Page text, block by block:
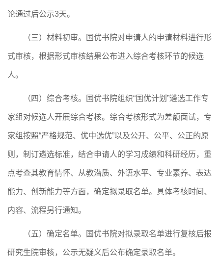
论通过后公示3天。
（三）材料初审。 国优书院对申请人的申请材料进行形
式审核，根据形式审核结果公布进入综合考核环节的候选
人。
（四）综合考核。 国优书院组织“国优计划”遴选工作专
家组对候选人开展综合考核。综合考核形式为差额面试，专
家组按照“严格规范、优中选优”以及公开、公平、公正的原
则，制订遴选标准，结合申请人的学习成绩和科研经历，重
点考查其教育情怀、从教潜质、外语水平、专业素养、表达
能力、创新能力等方面，确定拟录取名单。具体考核时间、
内容、流程另行通知。
（五）确定名单。 国优书院对拟录取名单进行复核后报
研究生院审核， 公示无疑义后公布确定录取名单。